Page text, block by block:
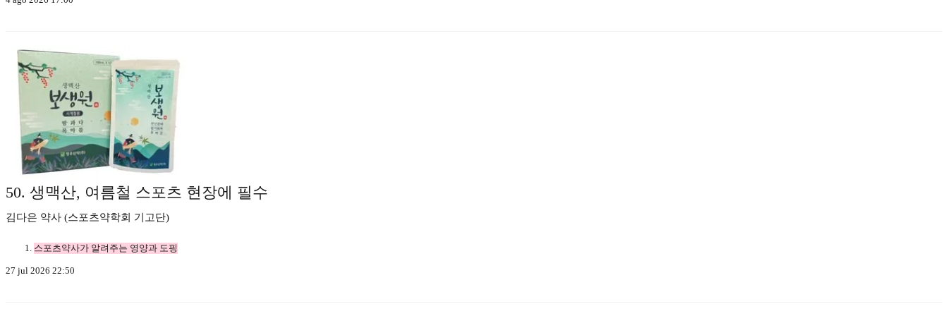
50. 생맥산, 여름철 스포츠 현장에 필수
김다은 약사 (스포츠약학회 기고단)
스포츠약사가 알려주는 영양과 도핑
27 jul 2026 22:50